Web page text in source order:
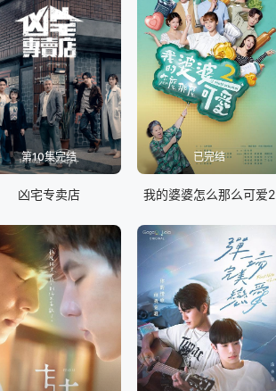
第10集完结
凶宅专卖店
已完结
我的婆婆怎么那么可爱2